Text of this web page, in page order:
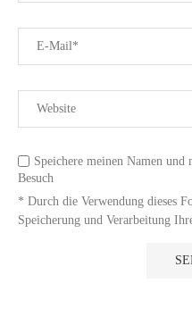
Speichere meinen Namen
Besuch
* Durch die Verwendung dieses
Speicherung und Verarbeitung